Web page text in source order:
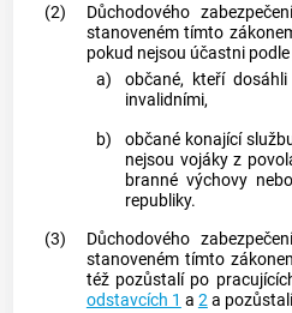
(2)
Důchodového
stanoveném tímto
pokud nejsou účastni podle
a)
občané, kteří
invalidními,
b)
občané konající
nejsou vojáky z
branné výchovy
republiky.
(3)
Důchodového
stanoveném tímto
též pozůstalí po
odstavcích 1 a 2a